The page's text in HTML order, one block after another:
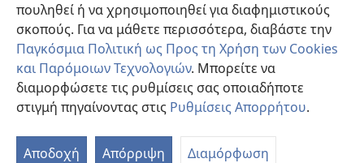
πουληθεί ή να χρησιμοποιηθεί για διαφημιστικούς
σκοπούς. Για να μάθετε περισσότερα, διαβάστε την
Παγκόσμια Πολιτική ως Προς τη Χρήση των Cookies
και Παρόμοιων Τεχνολογιών. Μπορείτε να
διαμορφώσετε τις ρυθμίσεις σας οποιαδήποτε
στιγμή πηγαίνοντας στις Ρυθμίσεις Απορρήτου.
Αποδοχή Απόρριψη Διαμόρφωση
Βιβλιοθήκη της Σκοπιάς
Copyright © 2026 Watch Tower Bible and Tract Society of Pennsylvania.
ΟΡΟΙ ΧΡΗΣΗΣ
ΠΟΛΙΤΙΚΗ ΑΠΟΡΡΗΤΟΥ |ΡΥΘΜΙΣΕΙΣ ΑΠΟΡΡΗΤΟΥ